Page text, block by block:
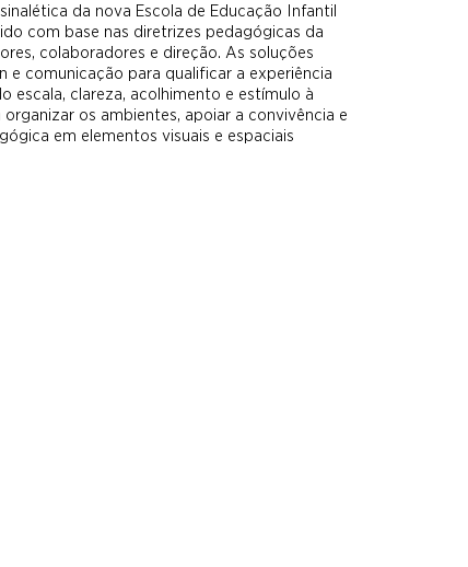
da nova Escola de Educação Infantil
com base nas diretrizes pedagógicas da
colaboradores e direção. As soluções
e comunicação para qualificar a experiência
escala, clareza, acolhimento e estímulo à
os ambientes, apoiar a convivência e
em elementos visuais e espaciais